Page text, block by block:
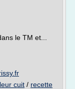
le TM et...
cuit / recette